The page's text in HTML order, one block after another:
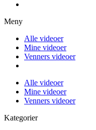
Meny
Alle videoer
Mine videoer
Venners videoer
Alle videoer
Mine videoer
Venners videoer
Kategorier